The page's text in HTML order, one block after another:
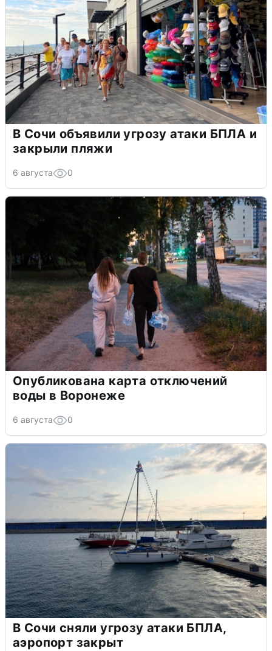
В Сочи объявили угрозу атаки БПЛА и
закрыли пляжи
6 августа 0
Опубликована карта отключений
воды в Воронеже
6 августа 0
В Сочи сняли угрозу атаки БПЛА,
аэропорт закрыт